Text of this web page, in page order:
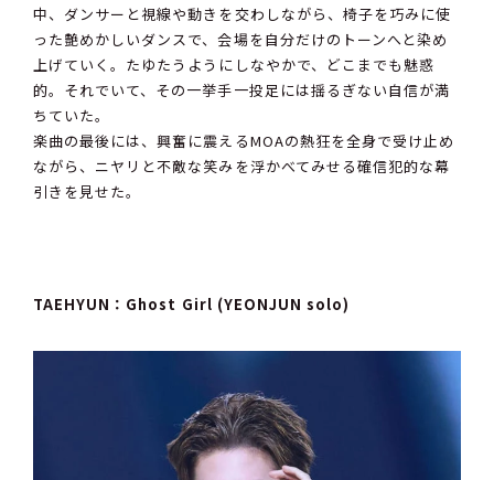
中、ダンサーと視線や動きを交わしながら、椅子を巧みに使
った艶めかしいダンスで、会場を自分だけのトーンへと染め
上げていく。たゆたうようにしなやかで、どこまでも魅惑
的。それでいて、その一挙手一投足には揺るぎない自信が満
ちていた。
楽曲の最後には、興奮に震えるMOAの熱狂を全身で受け止め
ながら、ニヤリと不敵な笑みを浮かべてみせる確信犯的な幕
引きを見せた。
TAEHYUN：Ghost Girl (YEONJUN solo)